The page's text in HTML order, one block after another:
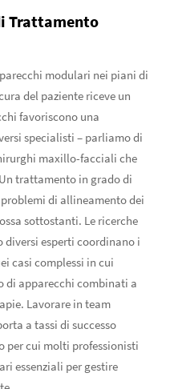
Trattamento
modulari nei piani di
del paziente riceve un
favoriscono una
specialisti – parliamo di
maxillo-facciali che
trattamento in grado di
di allineamento dei
sottostanti. Le ricerche
esperti coordinano i
casi complessi in cui
di apparecchi combinati a
Lavorare in team
a tassi di successo
per cui molti professionisti
essenziali per gestire